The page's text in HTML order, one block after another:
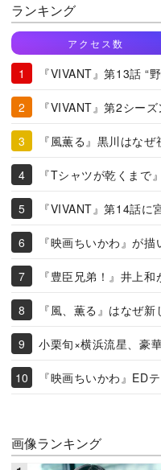
ランキング
アクセス数
『VIVANT』第13話 “
『VIVANT』第2シー
『風薫る』黒川はな
『Tシャツが乾くまで
『VIVANT』第14話に
『映画ちいかわ』が
『豊臣兄弟！』井上
『風、薫る』はなぜ
小栗旬×横浜流星、豪
『映画ちいかわ』ED
画像ランキング